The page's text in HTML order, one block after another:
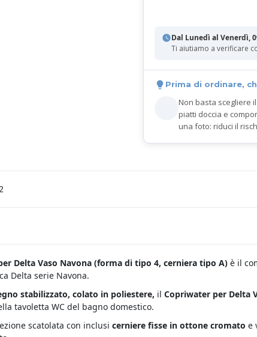
Dal Lunedì al Venerdì,
Ti aiutiamo a verificare
Prima di ordinare,
Non basta scegliere
piatti doccia e
una foto: riduci il
Delta Vaso Navona (forma di tipo 4, cerniera tipo A) è il
Delta serie Navona.
stabilizzato, colato in poliestere, il Copriwater per Delta
tavoletta WC del bagno domestico.
scatolata con inclusi cerniere fisse in ottone cromato e